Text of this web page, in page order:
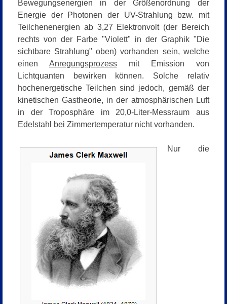
Bewegungsenergien in der Größenordnung der
Energie der Photonen der UV-Strahlung bzw. mit
Teilchenenergien ab 3,27 Elektronvolt (der Bereich
rechts von der Farbe "Violett" in der Graphik "Die
sichtbare Strahlung" oben) vorhanden sein, welche
einen Anregungsprozessmit Emission von
Lichtquanten bewirken können. Solche relativ
hochenergetische Teilchen sind jedoch, gemäß der
kinetischen Gastheorie, in der atmosphärischen Luft
in der Troposphäre im 20,0-Liter-Messraum aus
Edelstahl bei Zimmertemperatur nicht vorhanden.
Nur die